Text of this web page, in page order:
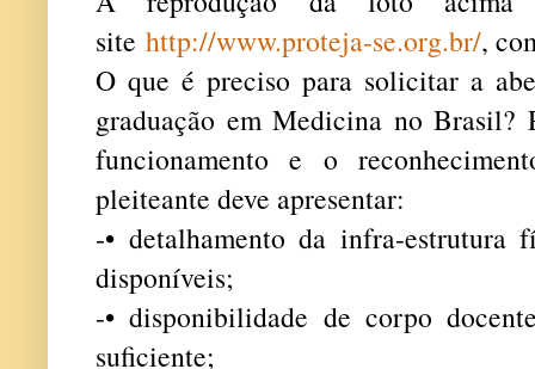
site http://www.proteja-se.org.br/,
O que é preciso para solicitar a
graduação em Medicina no Brasil?
funcionamento e o
pleiteante deve apresentar:
-• detalhamento da infra-estrutura
disponíveis;
-• disponibilidade de corpo
suficiente;